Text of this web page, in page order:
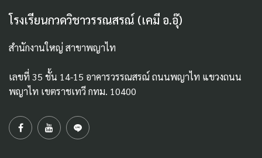
โรงเรียนกวดวิชาวรรณสรณ์ (เคมี อ.อุ๊)
สำนักงานใหญ่ สาขาพญาไท
เลขที่ 35 ชั้น 14-15 อาคารวรรณสรณ์ ถนนพญาไท แขวงถนน
พญาไท เขตราชเทวี กทม. 10400